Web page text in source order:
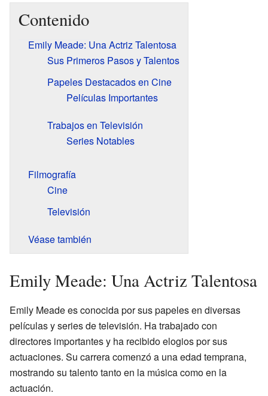
Contenido
Emily Meade: Una Actriz Talentosa
Sus Primeros Pasos y Talentos
Papeles Destacados en Cine
Películas Importantes
Trabajos en Televisión
Series Notables
Filmografía
Cine
Televisión
Véase también
Emily Meade: Una Actriz Talentosa
Emily Meade es conocida por sus papeles en diversas
películas y series de televisión. Ha trabajado con
directores importantes y ha recibido elogios por sus
actuaciones. Su carrera comenzó a una edad temprana,
mostrando su talento tanto en la música como en la
actuación.